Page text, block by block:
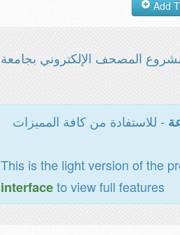
المصحف الإلكتروني بجامعة
- للاستفادة من كافة المميزات
This is the light version of the
interfaceto view full features